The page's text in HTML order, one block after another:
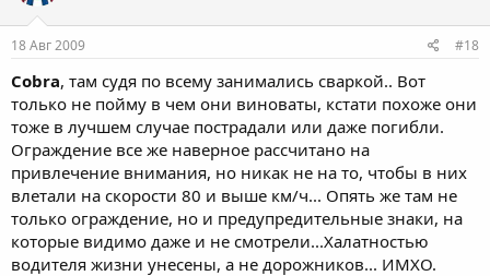
18 Авг 2009 #18
Cobra, там судя по всему занимались сваркой.. Вот
только не пойму в чем они виноваты, кстати похоже они
тоже в лучшем случае пострадали или даже погибли.
Ограждение все же наверное рассчитано на
привлечение внимания, но никак не на то, чтобы в них
влетали на скорости 80 и выше км/ч... Опять же там не
только ограждение, но и предупредительные знаки, на
которые видимо даже и не смотрели...Халатностью
водителя жизни унесены, а не дорожников... ИМХО.